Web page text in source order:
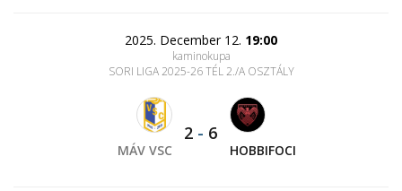
2025. December 12. 19:00
kaminokupa
SORI LIGA 2025-26 TÉL 2./A OSZTÁLY
MÁV VSC
2 - 6
HOBBIFOCI